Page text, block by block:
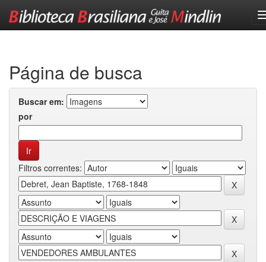
Página de busca
Buscar em:
por
Filtros correntes: